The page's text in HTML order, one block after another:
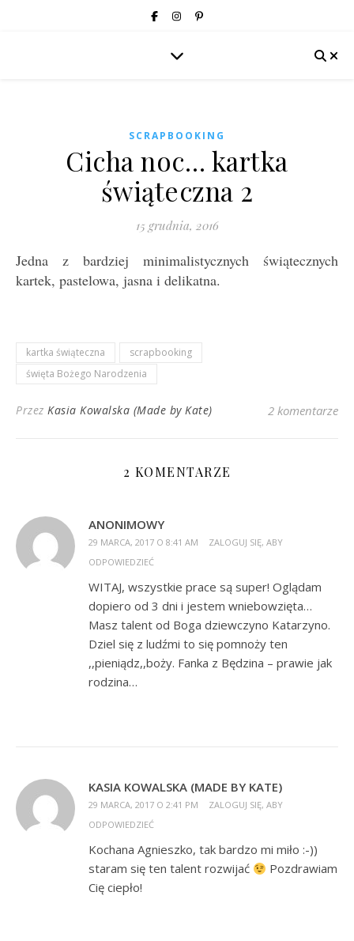
SCRAPBOOKING
Cicha noc… kartka
świąteczna 2
15 grudnia, 2016
Jedna z bardziej minimalistycznych świątecznych
kartek, pastelowa, jasna i delikatna.
kartka świąteczna
scrapbooking
święta Bożego Narodzenia
Przez Kasia Kowalska (Made by Kate) 2 komentarze
2 KOMENTARZE
ANONIMOWY
29 MARCA, 2017 O 8:41 AM
ZALOGUJ SIĘ, ABY
ODPOWIEDZIEĆ
WITAJ, wszystkie prace są super! Oglądam
dopiero od 3 dni i jestem wniebowzięta…
Masz talent od Boga dziewczyno Katarzyno.
Dziel się z ludźmi to się pomnoży ten
,,pieniądz,,boży. Fanka z Będzina – prawie jak
rodzina…
KASIA KOWALSKA (MADE BY KATE)
29 MARCA, 2017 O 2:41 PM
ZALOGUJ SIĘ, ABY
ODPOWIEDZIEĆ
Kochana Agnieszko, tak bardzo mi miło :-))
staram się ten talent rozwijać
Pozdrawiam
Cię ciepło!